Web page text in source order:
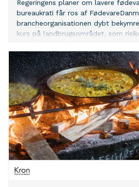
Regeringens planer om lavere
bureaukrati får ros af
brancheorganisationen dybt
kurs på landbrugsområdet, som